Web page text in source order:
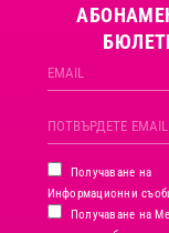
Получаване на
Информационни
Получаване на